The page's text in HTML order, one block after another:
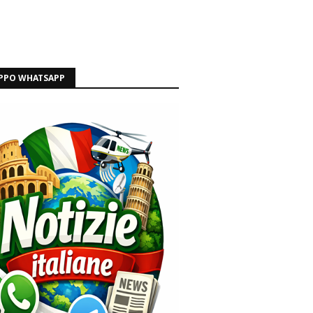
WHATSAPP